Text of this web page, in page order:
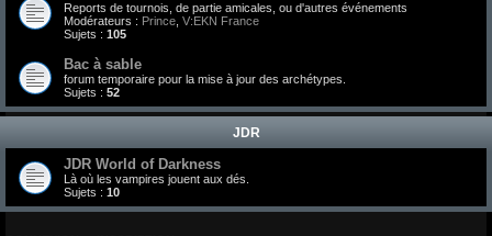
Reports de tournois, de partie amicales, ou d'autres événements
Modérateurs : Prince V:EKN France
Sujets : 105
Bac à sable
forum temporaire pour la mise à jour des archétypes.
Sujets : 52
JDR
JDR World of Darkness
Là où les vampires jouent aux dés.
Sujets : 10